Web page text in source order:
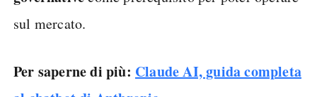
sul mercato.
Per saperne di più: Claude AI, guida completa